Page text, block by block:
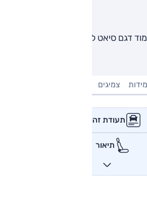
דגם סיאט לאון
מידות צמיגים
תעודת זהות
תיאור